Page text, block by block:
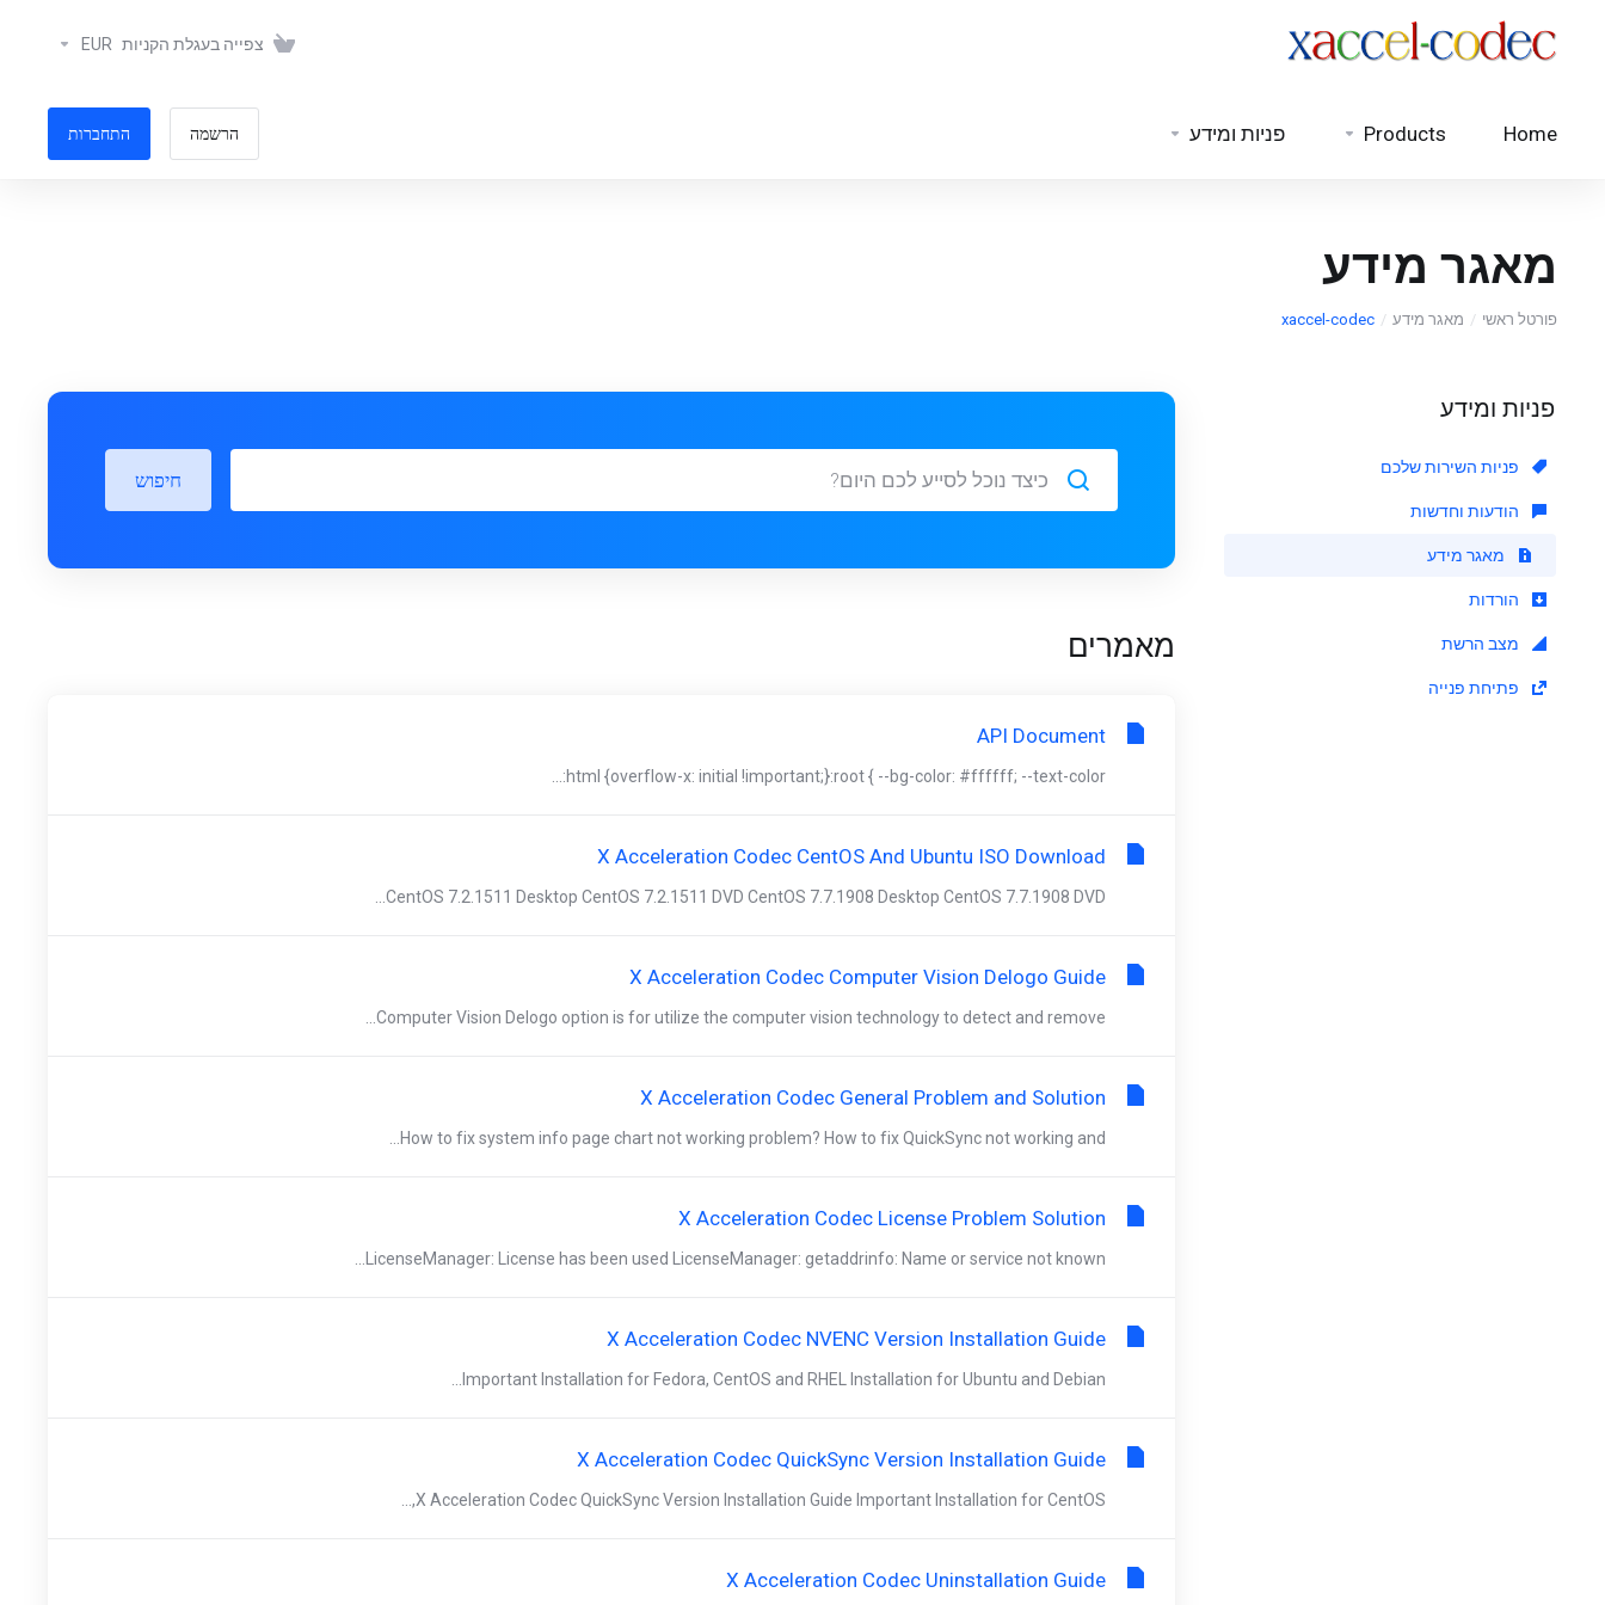
צפייה בעגלת הקניות EUR
Home
Products פניות ומידע הרשמה התחברות
מאגר מידע
פורטל ראשי מאגר מידע xaccel-codec
פניות ומידע
פניות השירות שלכם
הודעות וחדשות
מאגר מידע
הורדות
מצב הרשת
פתיחת פנייה
חיפוש
מאמרים
API Document
html {overflow-x: initial !important;}:root { --bg-color: #ffffff; --text-color:...
X Acceleration Codec CentOS And Ubuntu ISO Download
CentOS 7.2.1511 Desktop CentOS 7.2.1511 DVD CentOS 7.7.1908 Desktop CentOS 7.7.1908 DVD...
X Acceleration Codec Computer Vision Delogo Guide
Computer Vision Delogo option is for utilize the computer vision technology to detect and remove...
X Acceleration Codec General Problem and Solution
How to fix system info page chart not working problem? How to fix QuickSync not working and...
X Acceleration Codec License Problem Solution
LicenseManager: License has been used LicenseManager: getaddrinfo: Name or service not known...
X Acceleration Codec NVENC Version Installation Guide
Important Installation for Fedora, CentOS and RHEL Installation for Ubuntu and Debian...
X Acceleration Codec QuickSync Version Installation Guide
X Acceleration Codec QuickSync Version Installation Guide Important Installation for CentOS,...
X Acceleration Codec Uninstallation Guide